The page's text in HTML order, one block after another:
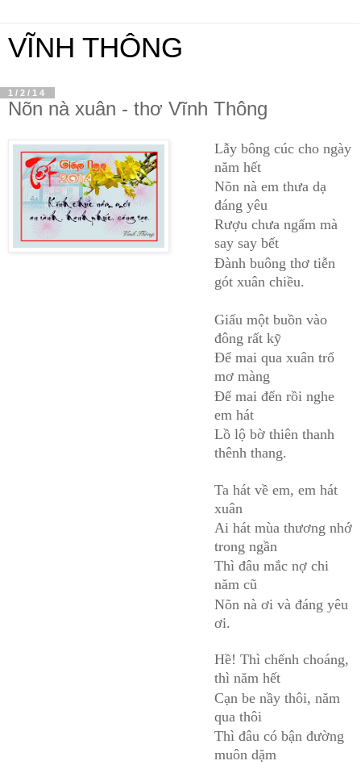
VĨNH THÔNG
1/2/14
Nõn nà xuân - thơ Vĩnh Thông
Lẫy bông cúc cho ngày
năm hết
Nõn nà em thưa dạ
đáng yêu
Rượu chưa ngấm mà
say say bết
Đành buông thơ tiễn
gót xuân chiều.
Giấu một buồn vào
đông rất kỹ
Để mai qua xuân trổ
mơ màng
Để mai đến rồi nghe
em hát
Lồ lộ bờ thiên thanh
thênh thang.
Ta hát về em, em hát
xuân
Ai hát mùa thương nhớ
trong ngần
Thì đâu mắc nợ chi
năm cũ
Nõn nà ơi và đáng yêu
ơi.
Hề! Thì chếnh choáng,
thì năm hết
Cạn be nầy thôi, năm
qua thôi
Thì đâu có bận đường
muôn dặm